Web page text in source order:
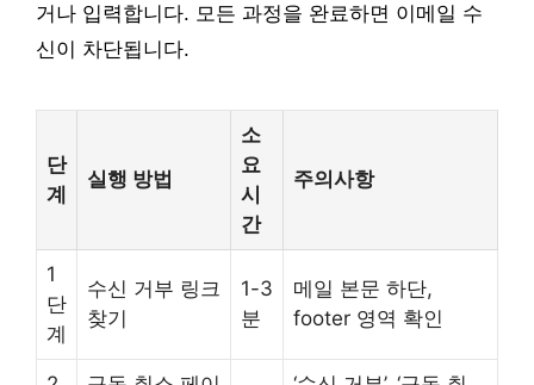
거나 입력합니다. 모든 과정을 완료하면 이메일 수
신이 차단됩니다.
단
계
실행 방법
소
요
시
간
주의사항
1
단
계
수신 거부 링크
찾기
1-3
분
메일 본문 하단,
footer 영역 확인